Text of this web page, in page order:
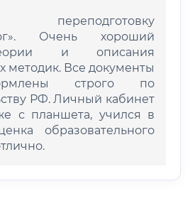
переподготовку
Очень хороший
и описания
методик. Все документы
строго по
РФ. Личный кабинет
с планшета, учился в
образовательного